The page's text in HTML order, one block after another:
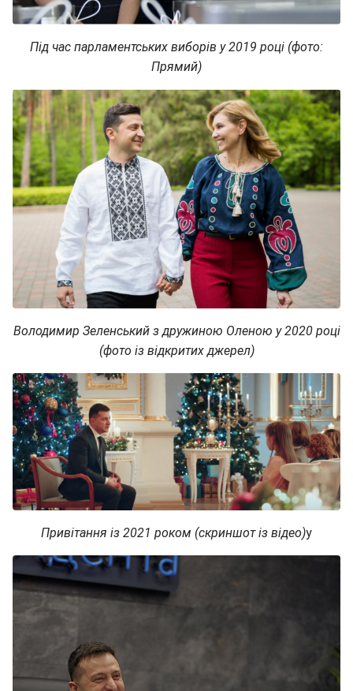
Під час парламентських виборів у 2019 році (фото:
Прямий)
Володимир Зеленський з дружиною Оленою у 2020 році
(фото із відкритих джерел)
Привітання із 2021 роком (скриншот із відео)у